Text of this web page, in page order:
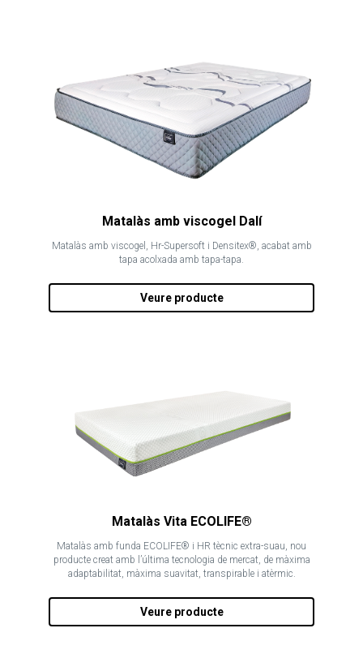
Matalàs amb viscogel Dalí
Matalàs amb viscogel, Hr-Supersoft i Densitex®, acabat amb
tapa acolxada amb tapa-tapa.
Veure producte
Matalàs Vita ECOLIFE®
Matalàs amb funda ECOLIFE® i HR tècnic extra-suau, nou
producte creat amb l’última tecnologia de mercat, de màxima
adaptabilitat, màxima suavitat, transpirable i atèrmic.
Veure producte